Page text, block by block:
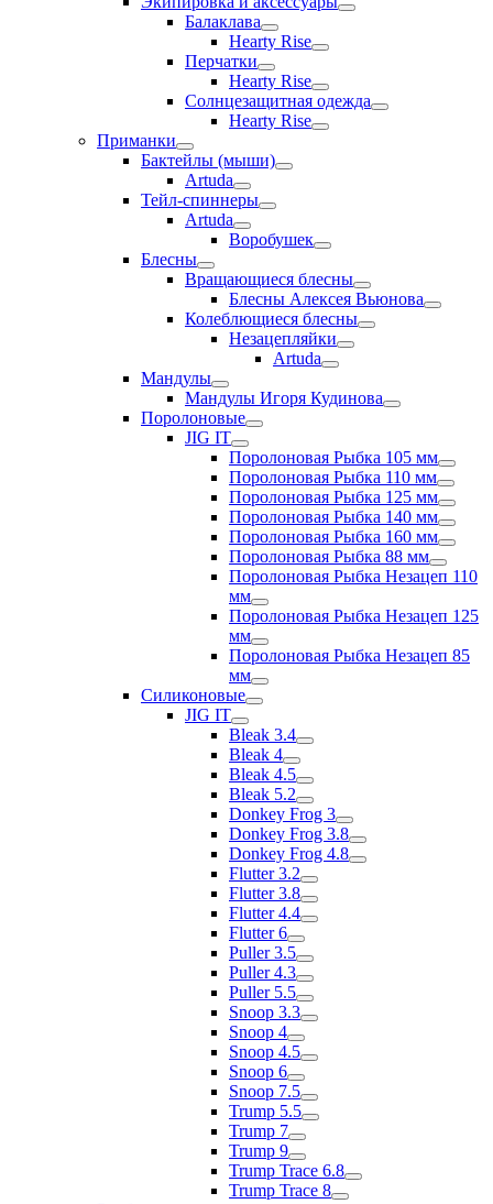
Балаклава
Hearty Rise
Перчатки
Hearty Rise
Солнцезащитная одежда
Hearty Rise
Приманки
Бактейлы (мыши)
Artuda
Тейл-спиннеры
Artuda
Воробушек
Блесны
Вращающиеся блесны
Блесны Алексея Вьюнова
Колеблющиеся блесны
Незацепляйки
Artuda
Мандулы
Мандулы Игоря Кудинова
Поролоновые
JIG IT
Поролоновая Рыбка 105 мм
Поролоновая Рыбка 110 мм
Поролоновая Рыбка 125 мм
Поролоновая Рыбка 140 мм
Поролоновая Рыбка 160 мм
Поролоновая Рыбка 88 мм
Поролоновая Рыбка Незацеп 110
мм
Поролоновая Рыбка Незацеп 125
мм
Поролоновая Рыбка Незацеп 85
мм
Силиконовые
JIG IT
Bleak 3.4
Bleak 4
Bleak 4.5
Bleak 5.2
Donkey Frog 3
Donkey Frog 3.8
Donkey Frog 4.8
Flutter 3.2
Flutter 3.8
Flutter 4.4
Flutter 6
Puller 3.5
Puller 4.3
Puller 5.5
Snoop 3.3
Snoop 4
Snoop 4.5
Snoop 6
Snoop 7.5
Trump 5.5
Trump 7
Trump 9
Trump Trace 6.8
Trump Trace 8